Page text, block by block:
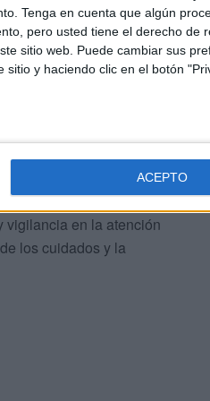
Tenga en cuenta que algún
pero usted tiene el derecho de
sitio web. Puede cambiar sus
y haciendo clic en el botón
ACEPTO
en España, el 70 %
muy mala.
aboca a un
gravemente a
Hay que crear una
promocionar la
vigilancia en la atención
los cuidados y la